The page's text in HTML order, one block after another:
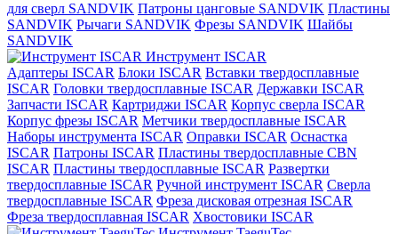
для сверл SANDVIK Патроны цанговые SANDVIK Пластины
SANDVIK Рычаги SANDVIK Фрезы SANDVIK Шайбы
SANDVIK
Инструмент ISCAR
Адаптеры ISCAR Блоки ISCAR Вставки твердосплавные
ISCAR Головки твердосплавные ISCAR Державки ISCAR
Запчасти ISCAR Картриджи ISCAR Корпус сверла ISCAR
Корпус фрезы ISCAR Метчики твердосплавные ISCAR
Наборы инструмента ISCAR Оправки ISCAR Оснастка
ISCAR Патроны ISCAR Пластины твердосплавные CBN
ISCAR Пластины твердосплавные ISCAR Развертки
твердосплавные ISCAR Ручной инструмент ISCAR Сверла
твердосплавные ISCAR Фреза дисковая отрезная ISCAR
Фреза твердосплавная ISCAR Хвостовики ISCAR